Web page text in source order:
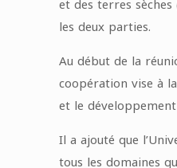
et des terres
les deux parties.
Au début de la
coopération vise à
et le
Il a ajouté que
tous les domaines